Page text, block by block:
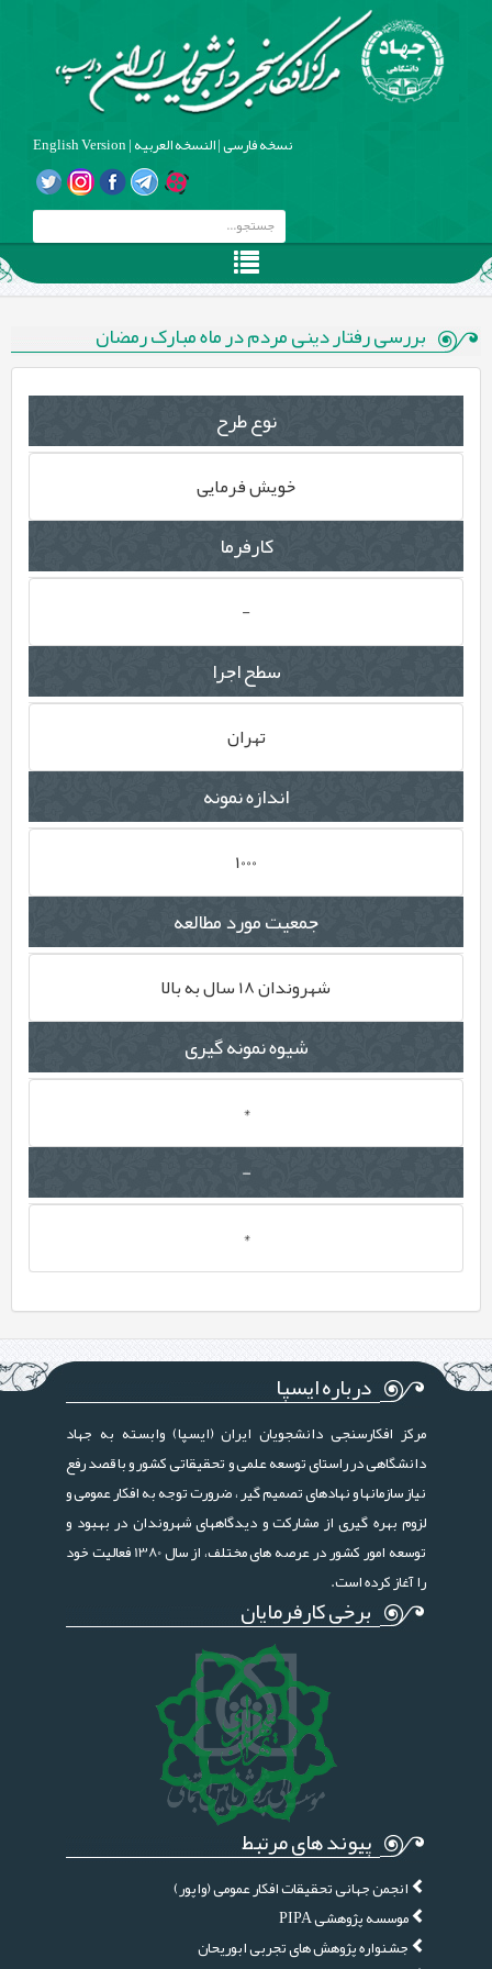
نسخه فارسی|النسخه العربیه|
English Version
بررسی رفتار دینی مردم در ماه مبارک رمضان
نوع طرح
خویش فرمایی
کارفرما
-
سطح اجرا
تهران
اندازه نمونه
1000
جمعیت مورد مطالعه
شهروندان 18 سال به بالا
شیوه نمونه گیری
*
-
*
درباره ایسپا
مرکز افکارسنجی دانشجویان ایران (ایسپا) وابسته به جهاد
دانشگاهی در راستای توسعه علمی و تحقیقاتی کشور و با قصد رفع
نیاز سازمانها و نهادهای تصمیم گیر ، ضرورت توجه به افکار عمومی و
لزوم بهره گیری از مشارکت و دیدگاههای شهروندان در بهبود و
توسعه امور کشور در عرصه های مختلف، از سال 1380 فعالیت خود
را آغاز کرده است.
برخی کارفرمایان
پیوند های مرتبط
انجمن جهانی تحقیقات افکار عمومی (واپور)
موسسه پژوهشی PIPA
جشنواره پژوهش های تجربی ابوریحان